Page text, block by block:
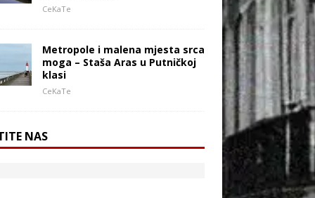
CeKaTe
Metropole i malena mjesta srca
moga – Staša Aras u Putničkoj
klasi
CeKaTe
NAS